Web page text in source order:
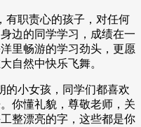
职责心的孩子，对任何
边的同学学习，成绩在一
里畅游的学习劲头，更愿
自然中快乐飞舞。
小女孩，同学们都喜欢
你懂礼貌，尊敬老师，关
整漂亮的字，这些都是你